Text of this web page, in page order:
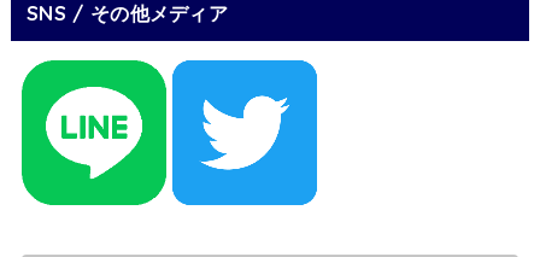
SNS / その他メディア